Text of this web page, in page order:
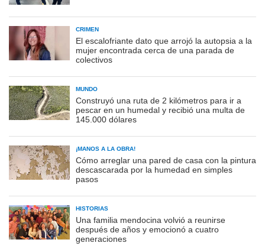
CRIMEN
El escalofriante dato que arrojó la autopsia a la
mujer encontrada cerca de una parada de
colectivos
MUNDO
Construyó una ruta de 2 kilómetros para ir a
pescar en un humedal y recibió una multa de
145.000 dólares
¡MANOS A LA OBRA!
Cómo arreglar una pared de casa con la pintura
descascarada por la humedad en simples
pasos
HISTORIAS
Una familia mendocina volvió a reunirse
después de años y emocionó a cuatro
generaciones